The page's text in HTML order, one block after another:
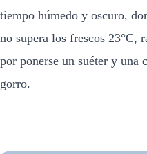
tiempo húmedo y oscuro,
no supera los frescos 23°C,
por ponerse un suéter y una
gorro.